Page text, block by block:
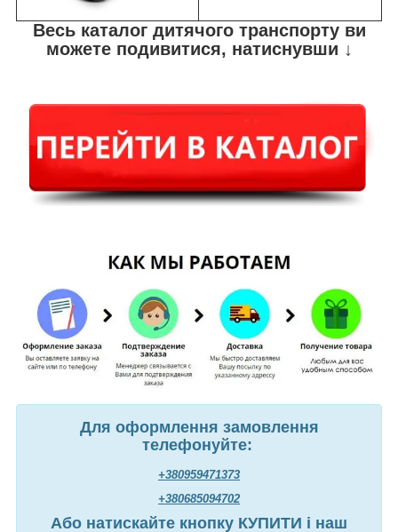
Весь каталог дитячого транспорту ви
можете подивитися, натиснувши ↓
Для оформлення замовлення
телефонуйте:
+380959471373
+380685094702
Або натискайте кнопку КУПИТИ і наш